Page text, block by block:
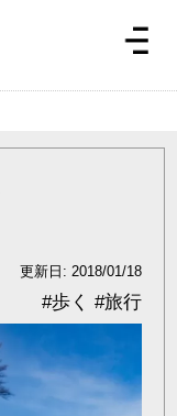
更新日: 2018/01/18
#旅行
#歩く